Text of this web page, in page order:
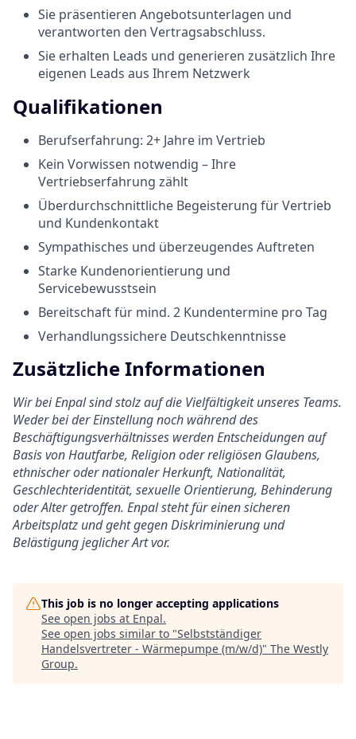
Sie präsentieren Angebotsunterlagen und
verantworten den Vertragsabschluss.
Sie erhalten Leads und generieren zusätzlich Ihre
eigenen Leads aus Ihrem Netzwerk
Qualifikationen
Berufserfahrung: 2+ Jahre im Vertrieb
Kein Vorwissen notwendig – Ihre
Vertriebserfahrung zählt
Überdurchschnittliche Begeisterung für Vertrieb
und Kundenkontakt
Sympathisches und überzeugendes Auftreten
Starke Kundenorientierung und
Servicebewusstsein
Bereitschaft für mind. 2 Kundentermine pro Tag
Verhandlungssichere Deutschkenntnisse
Zusätzliche Informationen
Wir bei Enpal sind stolz auf die Vielfältigkeit unseres Teams.
Weder bei der Einstellung noch während des
Beschäftigungsverhältnisses werden Entscheidungen auf
Basis von Hautfarbe, Religion oder religiösen Glaubens,
ethnischer oder nationaler Herkunft, Nationalität,
Geschlechteridentität, sexuelle Orientierung, Behinderung
oder Alter getroffen. Enpal steht für einen sicheren
Arbeitsplatz und geht gegen Diskriminierung und
Belästigung jeglicher Art vor.
This job is no longer accepting applications
See open jobs at Enpal.
See open jobs similar to "Selbstständiger
Handelsvertreter - Wärmepumpe (m/w/d)" The Westly
Group.